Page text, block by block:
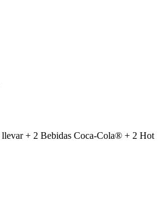
+ 2 Bebidas Coca-Cola® + 2 Hot